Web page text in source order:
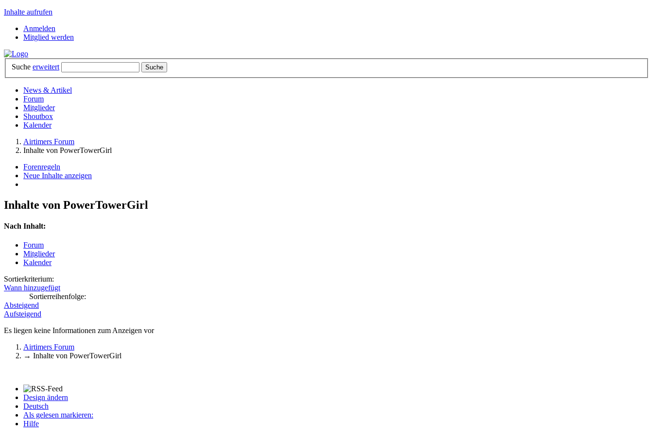
Inhalte aufrufen
Anmelden
Mitglied werden
Suche erweitert
News & Artikel
Forum
Mitglieder
Shoutbox
Kalender
Airtimers Forum
Inhalte von PowerTowerGirl
Forenregeln
Neue Inhalte anzeigen
Inhalte von PowerTowerGirl
Nach Inhalt:
Forum
Mitglieder
Kalender
Sortierkriterium:
Wann hinzugefügt
Sortierreihenfolge:
Absteigend
Aufsteigend
Es liegen keine Informationen zum Anzeigen vor
Airtimers Forum
→ Inhalte von PowerTowerGirl
Design ändern
Deutsch
Als gelesen markieren:
Hilfe